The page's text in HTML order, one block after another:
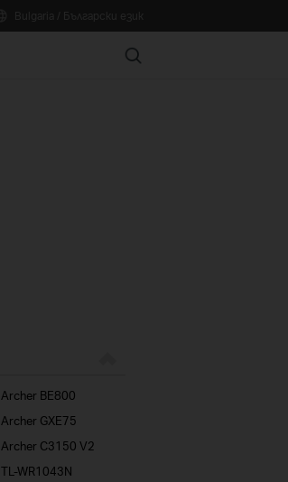
Search
Archer BE800
Archer GXE75
Archer C3150 V2
TL-WR1043N